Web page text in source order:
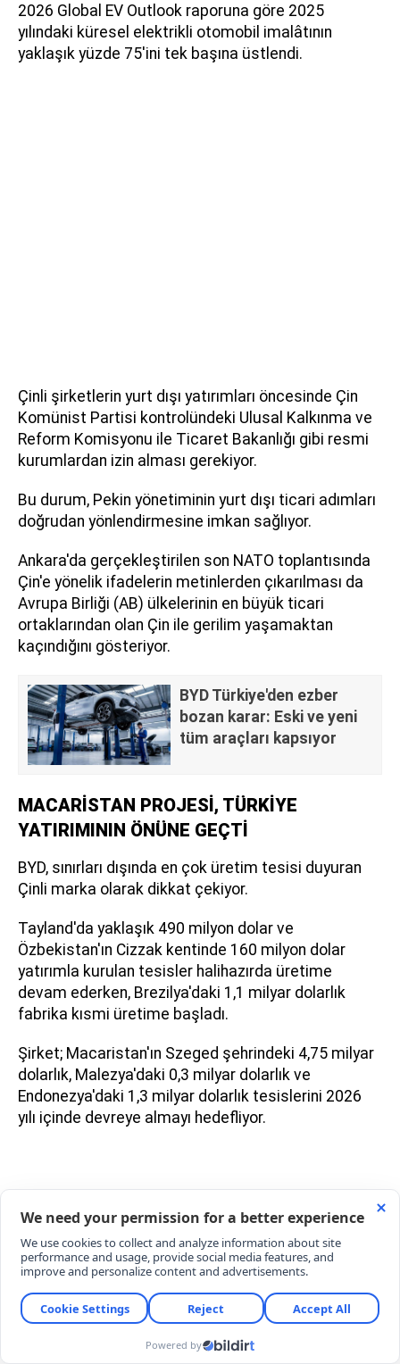
2026 Global EV Outlook raporuna göre 2025
yılındaki küresel elektrikli otomobil imalâtının
yaklaşık yüzde 75'ini tek başına üstlendi.
Çinli şirketlerin yurt dışı yatırımları öncesinde Çin
Komünist Partisi kontrolündeki Ulusal Kalkınma ve
Reform Komisyonu ile Ticaret Bakanlığı gibi resmi
kurumlardan izin alması gerekiyor.
Bu durum, Pekin yönetiminin yurt dışı ticari adımları
doğrudan yönlendirmesine imkan sağlıyor.
Ankara'da gerçekleştirilen son NATO toplantısında
Çin'e yönelik ifadelerin metinlerden çıkarılması da
Avrupa Birliği (AB) ülkelerinin en büyük ticari
ortaklarından olan Çin ile gerilim yaşamaktan
kaçındığını gösteriyor.
BYD Türkiye'den ezber
bozan karar: Eski ve yeni
tüm araçları kapsıyor
MACARİSTAN PROJESİ, TÜRKİYE
YATIRIMININ ÖNÜNE GEÇTİ
BYD, sınırları dışında en çok üretim tesisi duyuran
Çinli marka olarak dikkat çekiyor.
Tayland'da yaklaşık 490 milyon dolar ve
Özbekistan'ın Cizzak kentinde 160 milyon dolar
yatırımla kurulan tesisler halihazırda üretime
devam ederken, Brezilya'daki 1,1 milyar dolarlık
fabrika kısmi üretime başladı.
Şirket; Macaristan'ın Szeged şehrindeki 4,75 milyar
dolarlık, Malezya'daki 0,3 milyar dolarlık ve
Endonezya'daki 1,3 milyar dolarlık tesislerini 2026
yılı içinde devreye almayı hedefliyor.